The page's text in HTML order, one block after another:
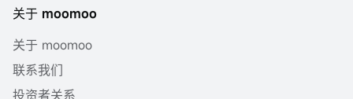
关于 moomoo
关于 moomoo
联系我们
投资者关系